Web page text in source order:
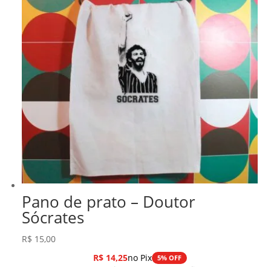
Pano de prato – Doutor
Sócrates
R$ 15,00
R$14,25no Pix 5% OFF